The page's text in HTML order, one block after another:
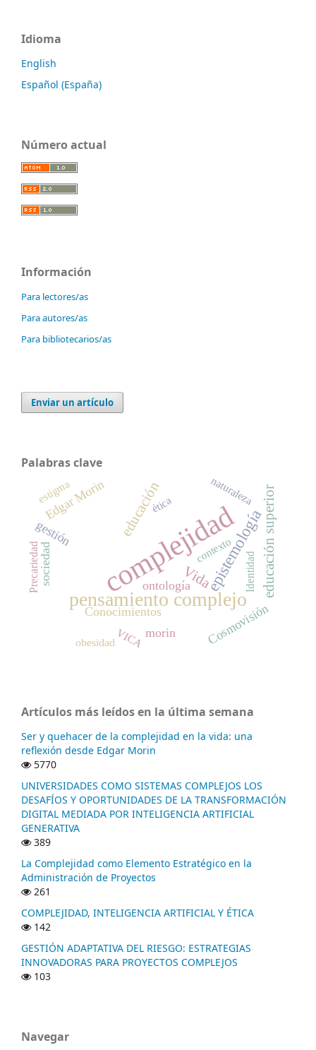
Idioma
English
Español (España)
Número actual
Información
Para lectores/as
Para autores/as
Para bibliotecarios/as
Enviar un artículo
Palabras clave
complejidad
pensamiento complejo
epistemologíaeducación superior
Vida
educación
gestión
Cosmovisión
ontología
Conocimientos
sociedad
morin
Edgar Morin naturaleza
contexto
VICA
obesidad
ética
Identidad
Precariedad
estigma
Artículos más leídos en la última semana
Ser y quehacer de la complejidad en la vida: una
reflexión desde Edgar Morin
5770
UNIVERSIDADES COMO SISTEMAS COMPLEJOS LOS
DESAFÍOS Y OPORTUNIDADES DE LA TRANSFORMACIÓN
DIGITAL MEDIADA POR INTELIGENCIA ARTIFICIAL
GENERATIVA
389
La Complejidad como Elemento Estratégico en la
Administración de Proyectos
261
COMPLEJIDAD, INTELIGENCIA ARTIFICIAL Y ÉTICA
142
GESTIÓN ADAPTATIVA DEL RIESGO: ESTRATEGIAS
INNOVADORAS PARA PROYECTOS COMPLEJOS
103
Navegar